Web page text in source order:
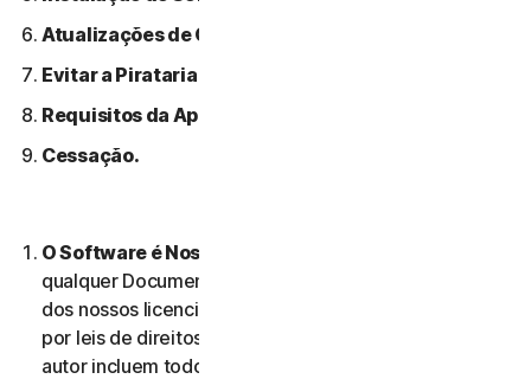
Atualizações de Conteúdo Automáticas.
Evitar a Pirataria de Software.
Requisitos da Apple.
Cessação.
O Software é Nossa Propriedade
qualquer Documentação são nossa propriedade ou
dos nossos licenciantes e encontram-se protegidos
por leis de direitos de autor. Estas leis de direitos de
autor incluem todos os Direitos de Propriedade